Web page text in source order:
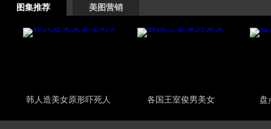
图集推荐 美图营销
韩人造美女原形吓死人 各国王室俊男美女 盘